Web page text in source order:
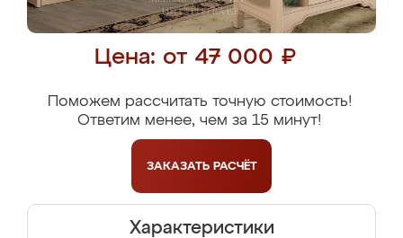
Цена: от 47 000 ₽
Поможем рассчитать точную стоимость!
Ответим менее, чем за 15 минут!
ЗАКАЗАТЬ РАСЧЁТ
Характеристики